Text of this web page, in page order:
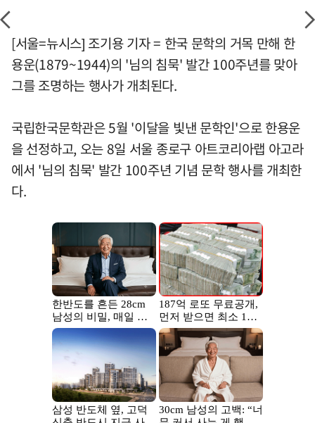
[서울=뉴시스] 조기용 기자 = 한국 문학의 거목 만해 한
용운(1879~1944)의 '님의 침묵' 발간 100주년를 맞아
그를 조명하는 행사가 개최된다.
국립한국문학관은 5월 '이달을 빛낸 문학인'으로 한용운
을 선정하고, 오는 8일 서울 종로구 아트코리아랩 아고라
에서 '님의 침묵' 발간 100주년 기념 문학 행사를 개최한
다.